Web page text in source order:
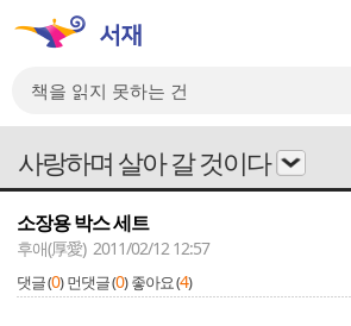
사랑하며 살아 갈 것이다
소장용 박스 세트
후애(厚愛) 2011/02/12 12:57
댓글 (0) 먼댓글 (0) 좋아요 (4)